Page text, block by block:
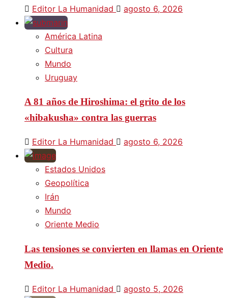
Editor La Humanidad agosto 6, 2026
América Latina
Cultura
Mundo
Uruguay
A 81 años de Hiroshima: el grito de los
«hibakusha» contra las guerras
Editor La Humanidad agosto 6, 2026
Estados Unidos
Geopolítica
Irán
Mundo
Oriente Medio
Las tensiones se convierten en llamas en Oriente
Medio.
Editor La Humanidad agosto 5, 2026